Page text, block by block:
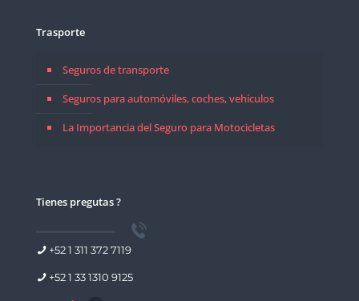
Trasporte
Seguros de transporte
Seguros para automóviles, coches, vehículos
La Importancia del Seguro para Motocicletas
Tienes pregutas ?
+52 1 311 372 7119
+52 1 33 1310 9125